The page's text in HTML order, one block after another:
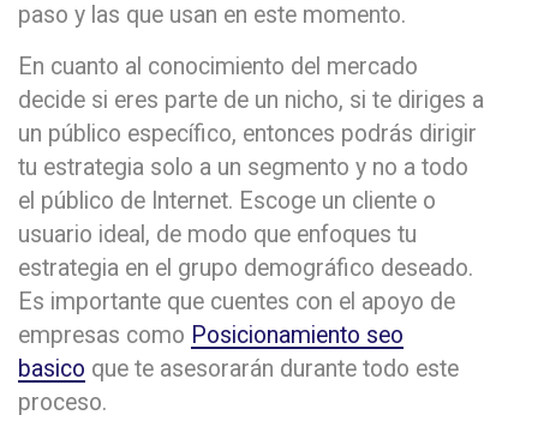
paso y las que usan en este momento.
En cuanto al conocimiento del mercado
decide si eres parte de un nicho, si te diriges a
un público específico, entonces podrás dirigir
tu estrategia solo a un segmento y no a todo
el público de Internet. Escoge un cliente o
usuario ideal, de modo que enfoques tu
estrategia en el grupo demográfico deseado.
Es importante que cuentes con el apoyo de
empresas como Posicionamiento seo
basico que te asesorarán durante todo este
proceso.